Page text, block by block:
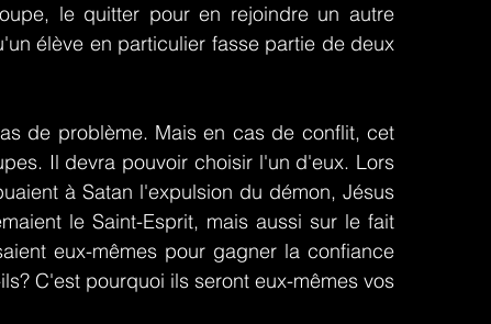
le quitter pour en rejoindre un autre
élève en particulier fasse partie de deux
de problème. Mais en cas de conflit, cet
Il devra pouvoir choisir l'un d'eux. Lors
à Satan l'expulsion du démon, Jésus
le Saint-Esprit, mais aussi sur le fait
eux-mêmes pour gagner la confiance
C'est pourquoi ils seront eux-mêmes vos